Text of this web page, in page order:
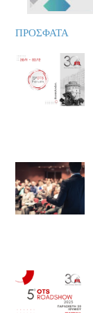
ΠΡΟΣΦΑΤΑ